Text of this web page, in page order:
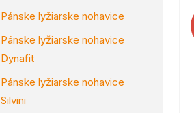
Pánske lyžiarske nohavice
Pánske lyžiarske nohavice
Dynafit
Pánske lyžiarske nohavice
Silvini